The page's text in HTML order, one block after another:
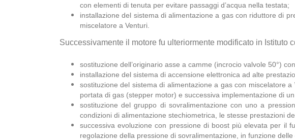
con elementi di tenuta per evitare passaggi d’acqua nella testata;
installazione del sistema di alimentazione a gas con riduttore di
miscelatore a Venturi.
Successivamente il motore fu ulteriormente modificato in Istituto
sostituzione dell’originario asse a camme (incrocio valvole 50°)
installazione del sistema di accensione elettronica ad alte
sostituzione del sistema di alimentazione a gas con miscelatore
portata di gas (stepper motor) e successiva implementazione di
sostituzione del gruppo di sovralimentazione con uno a
condizioni di alimentazione stechiometrica, le stesse prestazioni
successiva evoluzione con pressione di boost più elevata per il
regolazione della pressione di sovralimentazione, in funzione delle